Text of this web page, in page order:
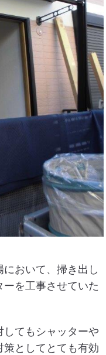
おいて、掃き出し
を工事させていた
てもシャッターや
としてとても有効